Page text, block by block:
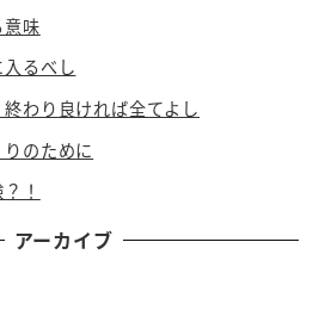
味
るべし
わり良ければ全てよし
のために
！
アーカイブ